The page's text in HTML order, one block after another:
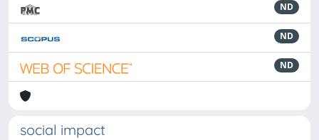
ND
ND
ND
social impact